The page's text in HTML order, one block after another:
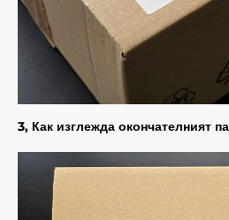
3, Как изглежда окончателният